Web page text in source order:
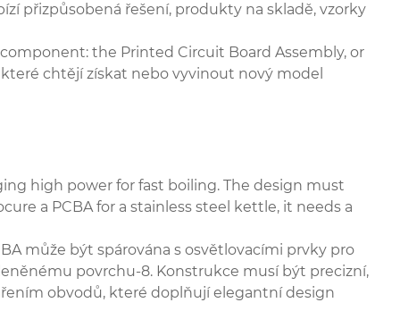
přizpůsobená řešení, produkty na skladě, vzorky
the Printed Circuit Board Assembly, or
chtějí získat nebo vyvinout nový model
high power for fast boiling. The design must
a PCBA for a stainless steel kettle, it needs a
může být spárována s osvětlovacími prvky pro
povrchu-8. Konstrukce musí být precizní,
obvodů, které doplňují elegantní design